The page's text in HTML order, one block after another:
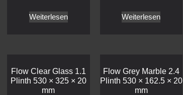
Weiterlesen Weiterlesen
Flow Clear Glass 1.1
Plinth 530 × 325 × 20
mm
Flow Grey Marble 2.4
Plinth 530 × 162.5 × 20
mm